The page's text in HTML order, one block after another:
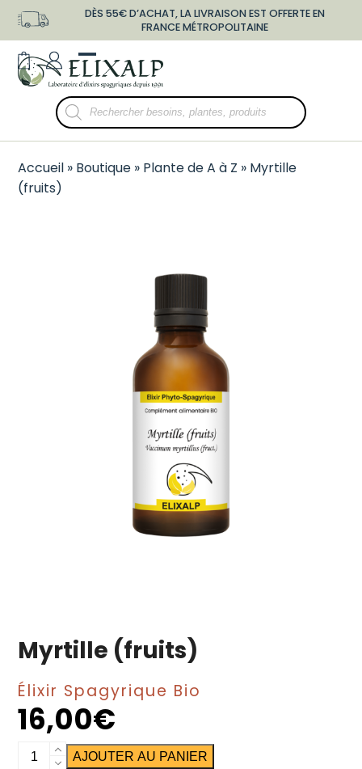
Skip
content
DÈS 55€ D’ACHAT, LA LIVRAISON EST OFFERTE EN
FRANCE MÉTROPOLITAINE
shopping-
bag
user-
o
Open
mobile
menu
Close
mobile
menu
Recherche
de
produits
Accueil » Boutique » Plante de A à Z » Myrtille
(fruits)
Myrtille (fruits)
Élixir Spagyrique Bio
16,00€
quantitéAJOUTER AU PANIER